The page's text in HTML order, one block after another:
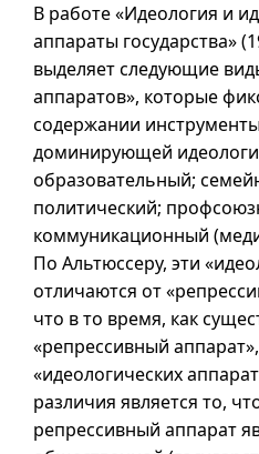
В работе «Идеология и
аппараты государства»
выделяет следующие
аппаратов», которые
содержании
доминирующей
образовательный;
политический;
коммуникационный
По Альтюссеру, эти
отличаются от
что в то время, как
«репрессивный
«идеологических
различия является то,
репрессивный аппарат